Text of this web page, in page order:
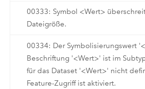
00333: Symbol <Wert>
Dateigröße.
00334: Der Symbolisierungswert
Beschriftung '<Wert>' ist im
für das Dataset '<Wert>' nicht
Feature-Zugriff ist aktiviert.